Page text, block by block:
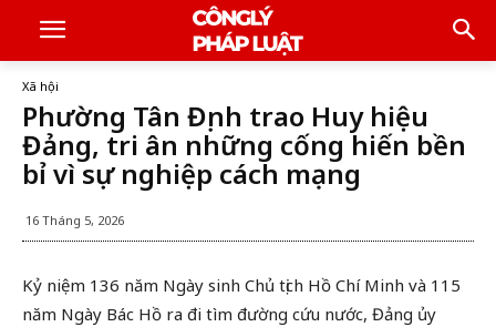
Xã hội
Phường Tân Định trao Huy hiệu
Đảng, tri ân những cống hiến bền
bỉ vì sự nghiệp cách mạng
16 Tháng 5, 2026
Kỷ niệm 136 năm Ngày sinh Chủ tịch Hồ Chí Minh và 115
năm Ngày Bác Hồ ra đi tìm đường cứu nước, Đảng ủy